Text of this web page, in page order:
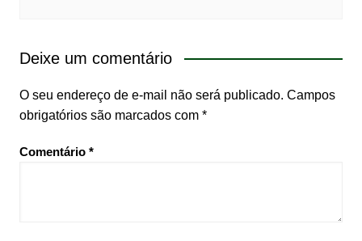
Deixe um comentário
O seu endereço de e-mail não será publicado. Campos
obrigatórios são marcados com *
Comentário *